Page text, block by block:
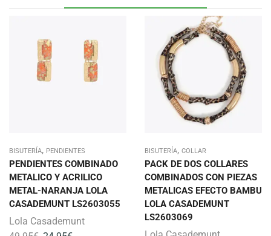
BISUTERÍA, PENDIENTES
PENDIENTES COMBINADO
METALICO Y ACRILICO
METAL-NARANJA LOLA
CASADEMUNT LS2603055
Lola Casademunt
BISUTERÍA, COLLAR
PACK DE DOS COLLARES
COMBINADOS CON PIEZAS
METALICAS EFECTO BAMBU
LOLA CASADEMUNT
LS2603069